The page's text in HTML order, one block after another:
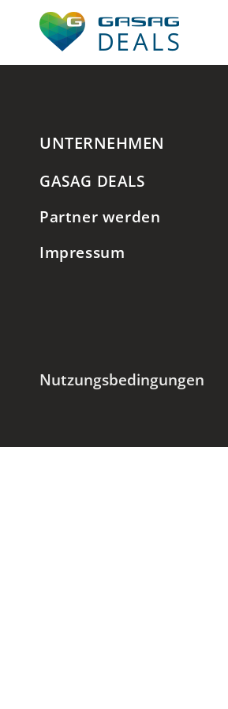
springen
UNTERNEHMEN
GASAG DEALS
Partner werden
Impressum
Nutzungsbedingungen